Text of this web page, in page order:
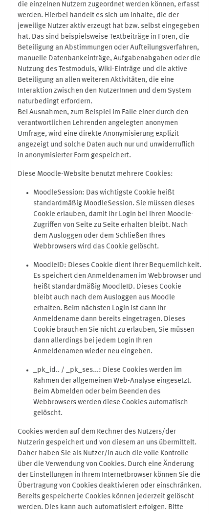
die einzelnen Nutzern zugeordnet werden können, erfasst
werden. Hierbei handelt es sich um Inhalte, die der
jeweilige Nutzer aktiv erzeugt hat bzw. selbst eingegeben
hat. Das sind beispielsweise Textbeiträge in Foren, die
Beteiligung an Abstimmungen oder Aufteilungsverfahren,
manuelle Datenbankeinträge, Aufgabenabgaben oder die
Nutzung des Testmoduls, Wiki-Einträge und die aktive
Beteiligung an allen weiteren Aktivitäten, die eine
Interaktion zwischen den NutzerInnen und dem System
naturbedingt erfordern.
Bei Ausnahmen, zum Beispiel im Falle einer durch den
verantwortlichen Lehrenden angelegten anonymen
Umfrage, wird eine direkte Anonymisierung explizit
angezeigt und solche Daten auch nur und unwiderruflich
in anonymisierter Form gespeichert.
Diese Moodle-Website benutzt mehrere Cookies:
MoodleSession: Das wichtigste Cookie heißt
standardmäßig MoodleSession. Sie müssen dieses
Cookie erlauben, damit Ihr Login bei Ihren Moodle-
Zugriffen von Seite zu Seite erhalten bleibt. Nach
dem Ausloggen oder dem Schließen Ihres
Webbrowsers wird das Cookie gelöscht.
MoodleID: Dieses Cookie dient Ihrer Bequemlichkeit.
Es speichert den Anmeldenamen im Webbrowser und
heißt standardmäßig MoodleID. Dieses Cookie
bleibt auch nach dem Ausloggen aus Moodle
erhalten. Beim nächsten Login ist dann Ihr
Anmeldename dann bereits eingetragen. Dieses
Cookie brauchen Sie nicht zu erlauben, Sie müssen
dann allerdings bei jedem Login Ihren
Anmeldenamen wieder neu eingeben.
_pk_id.. / _pk_ses...: Diese Cookies werden im
Rahmen der allgemeinen Web-Analyse eingesetzt.
Beim Abmelden oder beim Beenden des
Webbrowsers werden diese Cookies automatisch
gelöscht.
Cookies werden auf dem Rechner des Nutzers/der
Nutzerin gespeichert und von diesem an uns übermittelt.
Daher haben Sie als Nutzer/in auch die volle Kontrolle
über die Verwendung von Cookies. Durch eine Änderung
der Einstellungen in Ihrem Internetbrowser können Sie die
Übertragung von Cookies deaktivieren oder einschränken.
Bereits gespeicherte Cookies können jederzeit gelöscht
werden. Dies kann auch automatisiert erfolgen. Bitte